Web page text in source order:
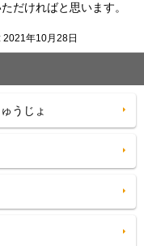
だければと思います。
2021年10月28日
うじょ